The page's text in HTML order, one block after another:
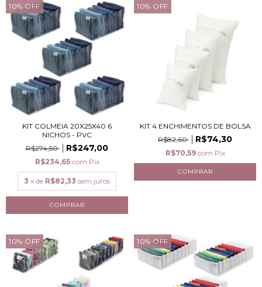
10% OFF
KIT COLMEIA 20X25X40 6
NICHOS - PVC
R$274,50
R$247,00
R$234,65 com Pix
3 x de R$82,33 sem juros
10% OFF
KIT 4 ENCHIMENTOS DE BOLSA
R$82,60
R$74,30
R$70,59 com Pix
10% OFF 10% OFF